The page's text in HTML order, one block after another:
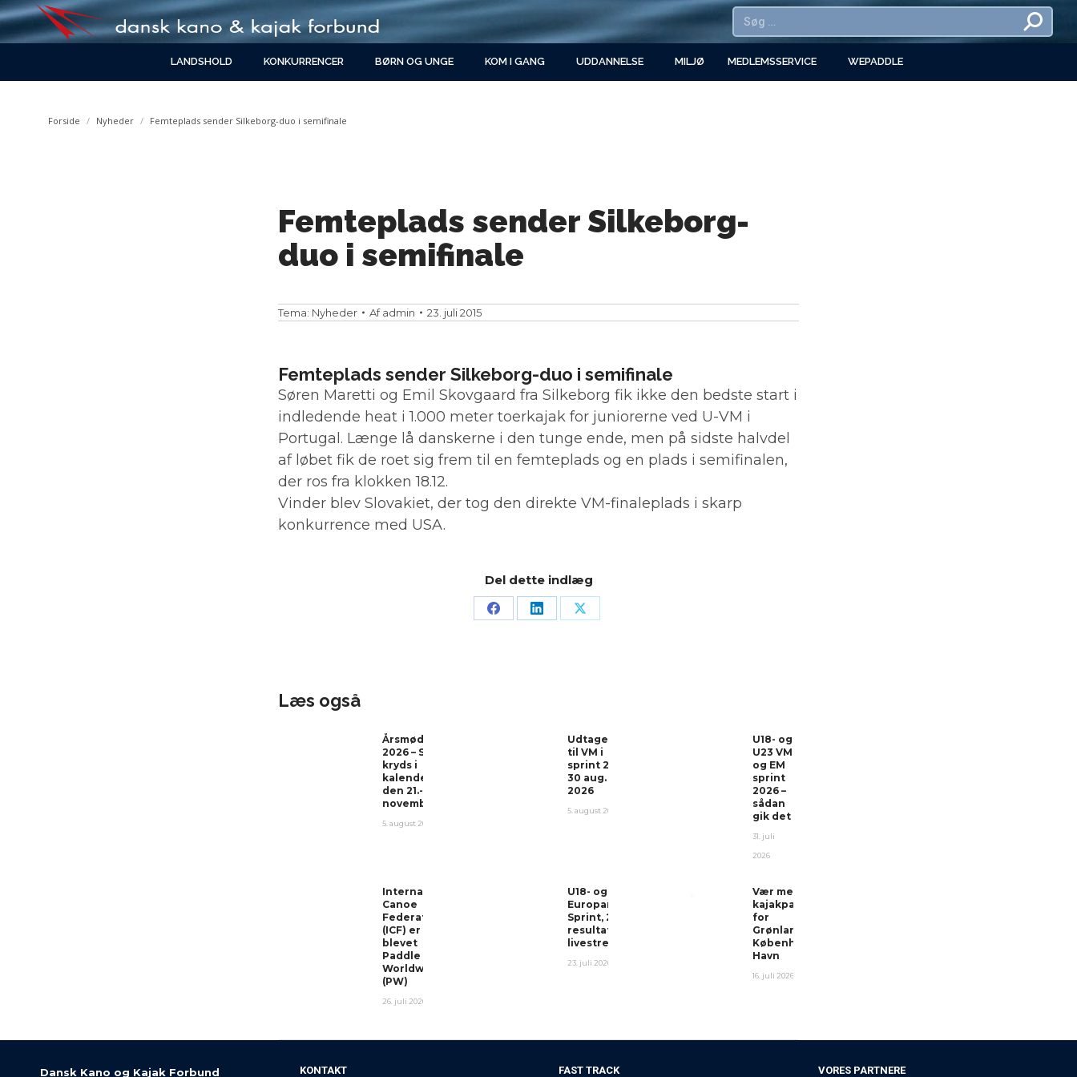
LANDSHOLD KONKURRENCER BØRN OG UNGE KOM I GANG UDDANNELSE MILJØ MEDLEMSSERVICE WEPADDLE
You are here:
Forside Nyheder Femteplads sender Silkeborg-duo i semifinale
Femteplads sender Silkeborg-
duo i semifinale
Tema: Nyheder Afadmin 23. juli 2015
Femteplads sender Silkeborg-duo i semifinale
Søren Maretti og Emil Skovgaard fra Silkeborg fik ikke den bedste start i
indledende heat i 1.000 meter toerkajak for juniorerne ved U-VM i
Portugal. Længe lå danskerne i den tunge ende, men på sidste halvdel
af løbet fik de roet sig frem til en femteplads og en plads i semifinalen,
der ros fra klokken 18.12.
Vinder blev Slovakiet, der tog den direkte VM-finaleplads i skarp
konkurrence med USA.
Del dette indlæg
Læs også
Årsmøde
2026 – Sæt
kryds i
kalenderen
den 21.-22.
november!
5. august 2026
Udtagelser
til VM i
sprint 26-
30 aug.
2026
5. august 2026
U18- og
U23 VM
og EM
sprint
2026 –
sådan
gik det
31. juli
2026
International
Canoe
Federation
(ICF) er
blevet
Paddle
Worldwide
(PW)
26. juli 2026
U18- og U23-
Europamesterskaberne
Sprint, 2026 – Program,
resultater og
livestream
23. juli 2026
Vær med i
kajakparade
for
Grønland i
Københavns
Havn
16. juli 2026
Dansk Kano og Kajak Forbund KONTAKT FAST TRACK VORES PARTNERE